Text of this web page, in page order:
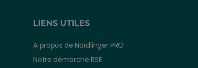
LIENS UTILES
A propos de Nordlinger PRO
Notre démarche RSE